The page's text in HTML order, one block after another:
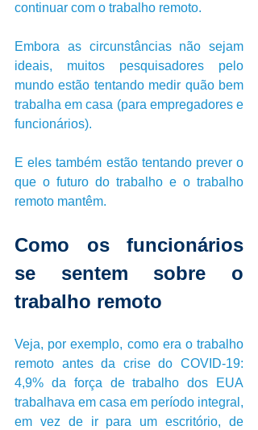
continuar com o trabalho remoto.
Embora as circunstâncias não sejam
ideais, muitos pesquisadores pelo
mundo estão tentando medir quão bem
trabalha em casa (para empregadores e
funcionários).
E eles também estão tentando prever o
que o futuro do trabalho e o trabalho
remoto mantêm.
Como os funcionários
se sentem sobre o
trabalho remoto
Veja, por exemplo, como era o trabalho
remoto antes da crise do COVID-19:
4,9% da força de trabalho dos EUA
trabalhava em casa em período integral,
em vez de ir para um escritório, de